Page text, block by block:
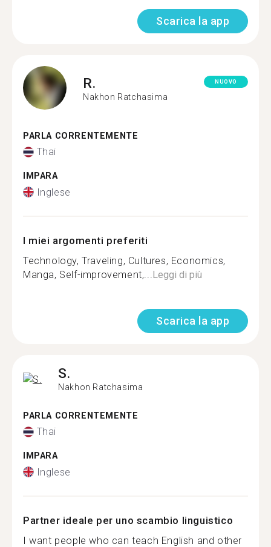
Scarica la app
R.
Nakhon Ratchasima
NUOVO
PARLA CORRENTEMENTE
Thai
IMPARA
Inglese
I miei argomenti preferiti
Technology, Traveling, Cultures, Economics,
Manga, Self-improvement,... Leggi di più
Scarica la app
S.
Nakhon Ratchasima
PARLA CORRENTEMENTE
Thai
IMPARA
Inglese
Partner ideale per uno scambio linguistico
I want people who can teach English and other